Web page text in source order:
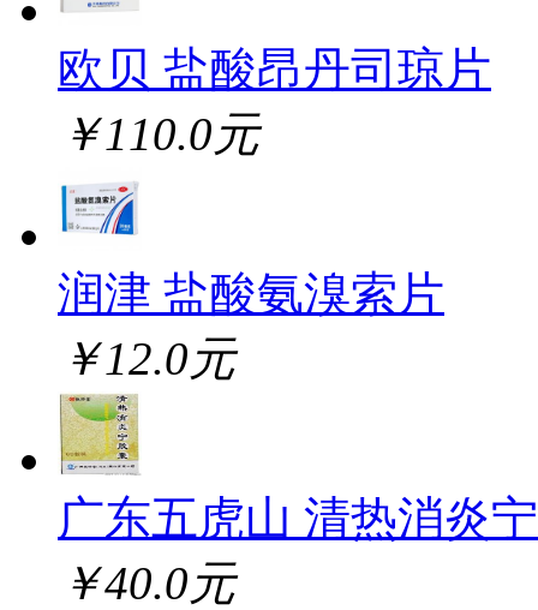
欧贝 盐酸昂丹司琼片
￥110.0元
润津 盐酸氨溴索片
￥12.0元
广东五虎山 清热消炎
￥40.0元